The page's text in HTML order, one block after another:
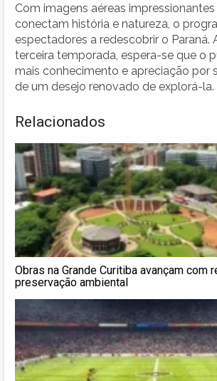
Com imagens aéreas
conectam história e natureza, o
espectadores a redescobrir o Paraná.
terceira temporada, espera-se que o
mais conhecimento e apreciação por
de um desejo renovado de explorá-la.
Relacionados
Obras na Grande Curitiba avançam com
preservação ambiental